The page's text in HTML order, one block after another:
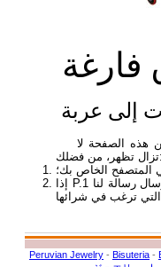
فارغة
إلى عربة
هذه الصفحة لا
تزال تظهر، من فضلك:
المتصفح الخاص بك؛
إذا P.1 لم تساعد، من فضلك حاول متصفح آخر أو إرسال رسالة لنا
Peruvian Jewelry - Bisuteria -